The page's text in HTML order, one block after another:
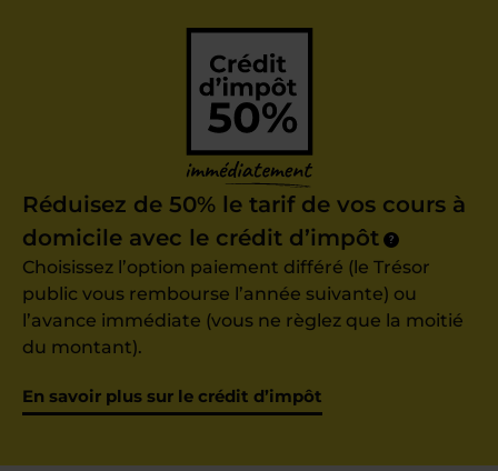
Réduisez de 50% le tarif de vos cours à
domicile avec le crédit d’impôt
?
Choisissez l’option paiement différé (le Trésor
public vous rembourse l’année suivante) ou
l’avance immédiate (vous ne règlez que la moitié
du montant).
En savoir plus sur le crédit d’impôt